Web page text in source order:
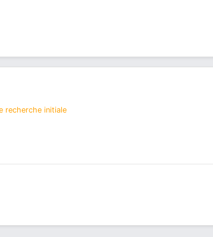
recherche initiale